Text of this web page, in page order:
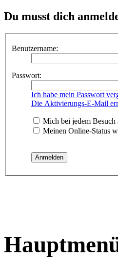
Du musst dich
Benutzername:
Passwort:
Ich habe mein Passwort
Die Aktivierungs-E-Mail
Mich bei jedem Besuch
Meinen Online-Status